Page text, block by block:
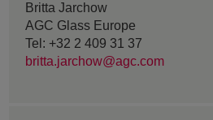
Britta Jarchow
AGC Glass Europe
Tel: +32 2 409 31 37
britta.jarchow@agc.com